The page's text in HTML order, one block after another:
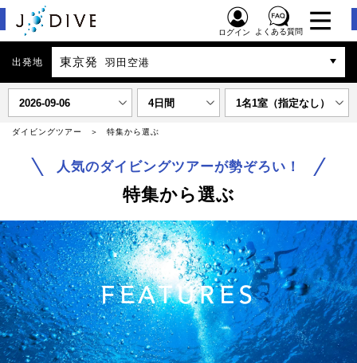
ログイン よくある質問
出発地 東京発 羽田空港
2026-09-06 4日間 1名1室（指定なし）
ダイビングツアー 特集から選ぶ
人気のダイビングツアーが勢ぞろい！
特集から選ぶ
FEATURES